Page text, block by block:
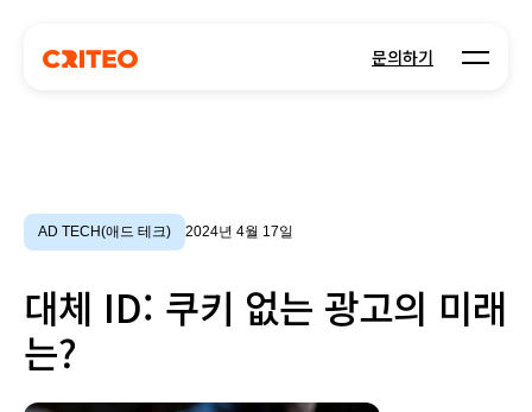
문의하기 Open
AD TECH(애드 테크) 2024년 4월 17일
대체 ID: 쿠키 없는 광고의 미래
는?